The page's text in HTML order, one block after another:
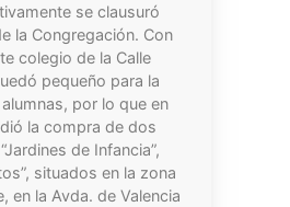
se clausuró
la Congregación. Con
colegio de la Calle
pequeño para la
por lo que en
la compra de dos
de Infancia”,
situados en la zona
en la Avda. de Valencia